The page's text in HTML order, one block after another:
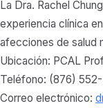
La Dra. Rachel
experiencia clínica
afecciones de salud
Ubicación: PCAL
Teléfono: (876)
Correo electrónico: